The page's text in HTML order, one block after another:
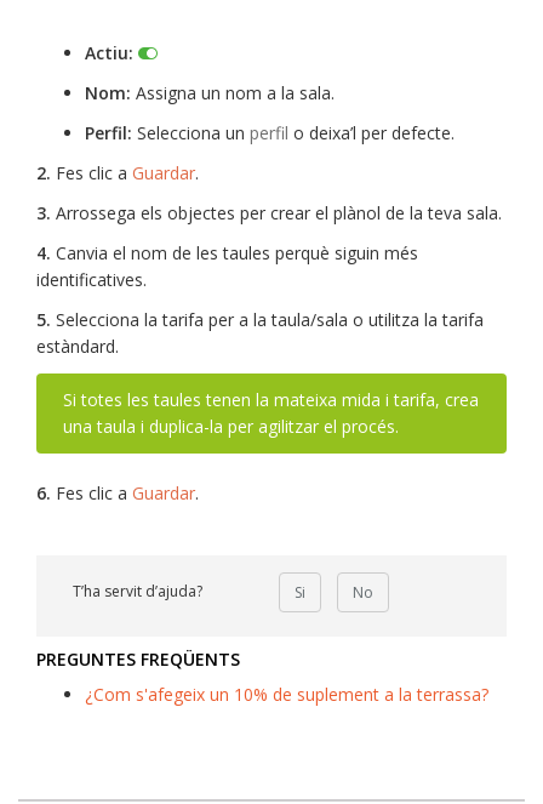
Actiu:
Nom: Assigna un nom a la sala.
Perfil: Selecciona un perfil o deixa’l per defecte.
2. Fes clic a Guardar.
3. Arrossega els objectes per crear el plànol de la teva sala.
4. Canvia el nom de les taules perquè siguin més
identificatives.
5. Selecciona la tarifa per a la taula/sala o utilitza la tarifa
estàndard.
Si totes les taules tenen la mateixa mida i tarifa, crea
una taula i duplica-la per agilitzar el procés.
6. Fes clic a Guardar.
T’ha servit d’ajuda? Si No
PREGUNTES FREQÜENTS
¿Com s'afegeix un 10% de suplement a la terrassa?